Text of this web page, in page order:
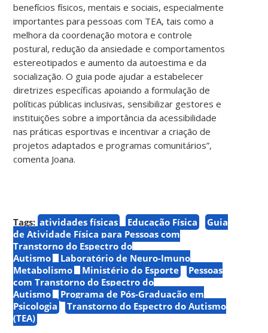
benefícios físicos, mentais e sociais, especialmente
importantes para pessoas com TEA, tais como a
melhora da coordenação motora e controle
postural, redução da ansiedade e comportamentos
estereotipados e aumento da autoestima e da
socialização. O guia pode ajudar a estabelecer
diretrizes específicas apoiando a formulação de
políticas públicas inclusivas, sensibilizar gestores e
instituições sobre a importância da acessibilidade
nas práticas esportivas e incentivar a criação de
projetos adaptados e programas comunitários”,
comenta Joana.
Tags: atividades físicas Educação Física
Guia
de Atividade Física para Pessoas com
Transtorno do Espectro do
Autismo
Laboratório de Neuro-Imuno
Metabolismo
Ministério do Esporte
Pessoas
com Transtorno do Espectro do
Autismo
Programa de Pós-Graduação em
Psicologia
Transtorno do Espectro do Autismo
(TEA)